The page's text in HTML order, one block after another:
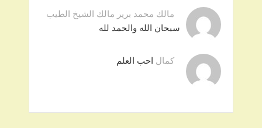
مالك محمد برير مالك الشيخ الطيب
سبحان الله والحمد لله
كمال احب العلم